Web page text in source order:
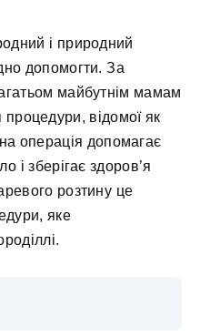
і природний
допомогти. За
майбутнім мамам
відомої як
операція допомагає
і зберігає здоров’я
розтину це
яке